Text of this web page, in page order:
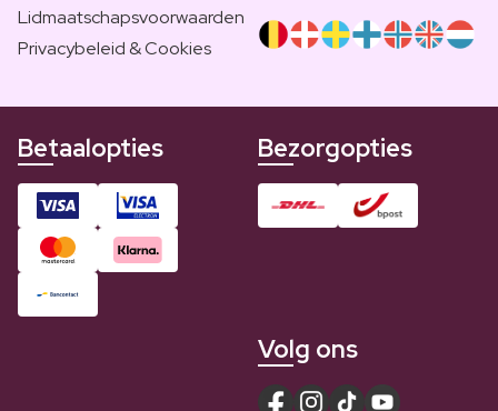
Lidmaatschapsvoorwaarden
Privacybeleid & Cookies
Betaalopties Bezorgopties
Volg ons